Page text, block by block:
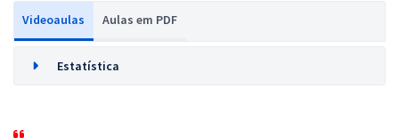
Videoaulas Aulas em PDF
Estatística